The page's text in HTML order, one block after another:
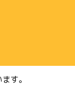
す。